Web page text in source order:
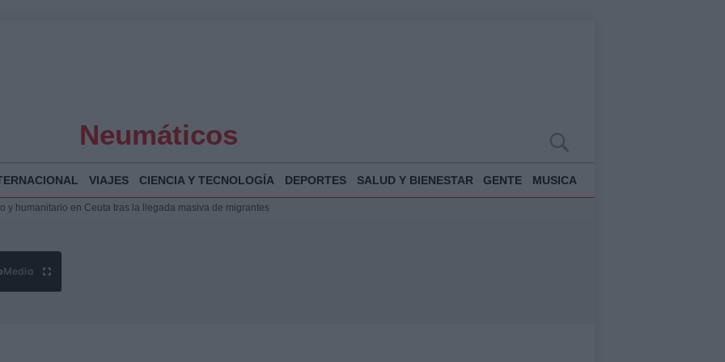
Neumáticos
VIAJES CIENCIA Y TECNOLOGÍA DEPORTES SALUD Y BIENESTAR GENTE MUSICA
de Chamberí por 6,3 millones: detalles y controversias
y humanitario en Ceuta tras la llegada masiva de migrantes
Media